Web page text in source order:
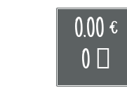
0.00 €
0